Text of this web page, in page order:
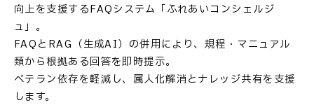
向上を支援するFAQシステム「ふれあいコンシェルジ
ュ」。
FAQとRAG（生成AI）の併用により、規程・マニュアル
類から根拠ある回答を即時提示。
ベテラン依存を軽減し、属人化解消とナレッジ共有を支援
します。